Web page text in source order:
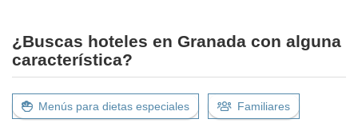
¿Buscas hoteles en Granada con alguna
característica?
Menús para dietas especiales Familiares